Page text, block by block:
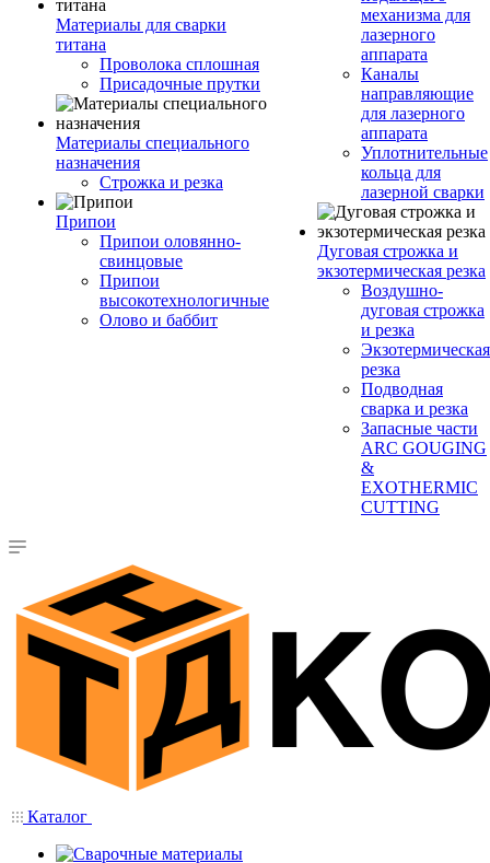
Материалы для сварки
титана
Проволока сплошная
Присадочные прутки
Материалы специального
назначения
Строжка и резка
Припои
Припои оловянно-
свинцовые
Припои
высокотехнологичные
Олово и баббит
механизма для
лазерного
аппарата
Каналы
направляющие
для лазерного
аппарата
Уплотнительные
кольца для
лазерной сварки
Дуговая строжка и
экзотермическая резка
Воздушно-
дуговая строжка
и резка
Экзотермическая
резка
Подводная
сварка и резка
Запасные части
ARC GOUGING
&
EXOTHERMIC
CUTTING
Каталог